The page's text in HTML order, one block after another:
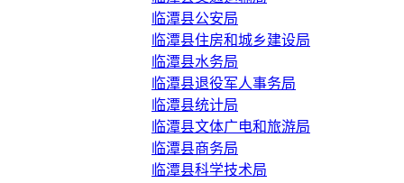
临潭县公安局
临潭县住房和城乡建设局
临潭县水务局
临潭县退役军人事务局
临潭县统计局
临潭县文体广电和旅游局
临潭县商务局
临潭县科学技术局